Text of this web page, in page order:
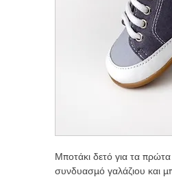
Μποτάκι δετό για τα
συνδυασμό γαλάζιου και